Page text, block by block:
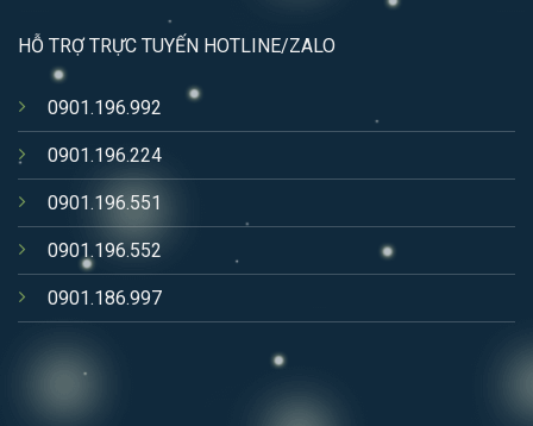
HỖ TRỢ TRỰC TUYẾN HOTLINE/ZALO
0901.196.992
0901.196.224
0901.196.551
0901.196.552
0901.186.997